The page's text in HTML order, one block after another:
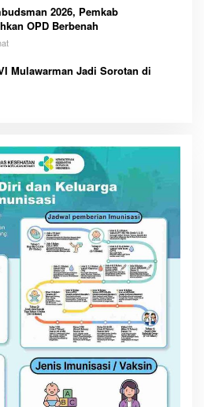
2026, Pemkab
OPD Berbenah
Mulawarman Jadi Sorotan di